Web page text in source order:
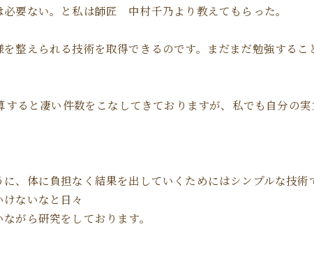
要ない。と私は師匠 中村千乃より教えてもらった。
整えられる技術を取得できるのです。まだまだ勉強する
ると凄い件数をこなしてきておりますが、私でも自分の実
、体に負担なく結果を出していくためにはシンプルな技
ないなと日々
がら研究をしております。